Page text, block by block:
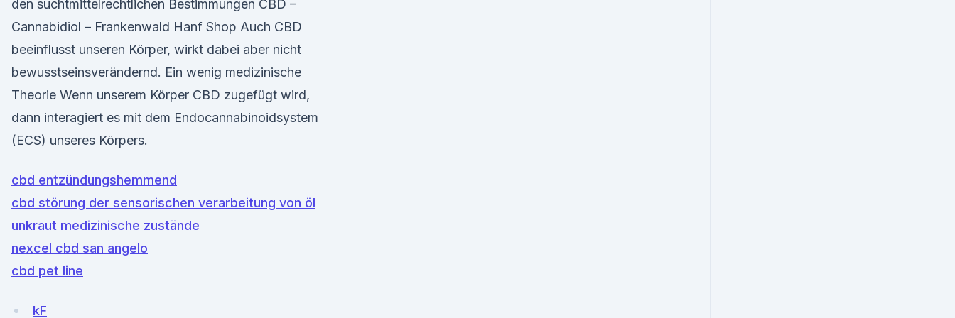
den suchtmittelrechtlichen Bestimmungen CBD –
Cannabidiol – Frankenwald Hanf Shop Auch CBD
beeinflusst unseren Körper, wirkt dabei aber nicht
bewusstseinsverändernd. Ein wenig medizinische
Theorie Wenn unserem Körper CBD zugefügt wird,
dann interagiert es mit dem Endocannabinoidsystem
(ECS) unseres Körpers.
cbd entzündungshemmend
cbd störung der sensorischen verarbeitung von öl
unkraut medizinische zustände
nexcel cbd san angelo
cbd pet line
kF